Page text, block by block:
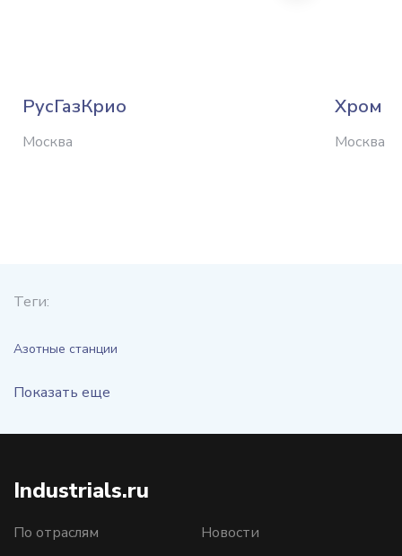
РусГазКрио
Москва
Хром
Москва
Теги:
Азотные станции
Показать еще
Industrials.ru
По отраслям
Новости